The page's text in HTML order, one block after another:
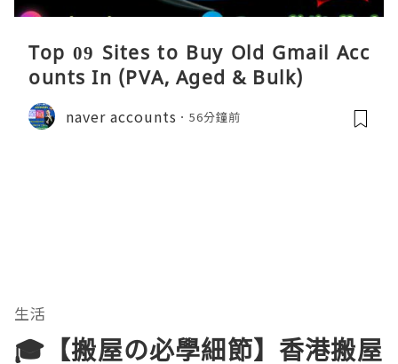
Top 09 Sites to Buy Old Gmail Acc
ounts In (PVA, Aged & Bulk)
naver accounts 56分鐘前
生活
🎓【搬屋の必學細節】香港搬屋